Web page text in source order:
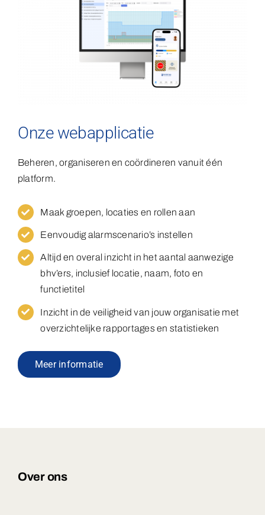
Onze webapplicatie
Beheren, organiseren en coördineren vanuit één
platform.
Maak groepen, locaties en rollen aan
Eenvoudig alarmscenario’s instellen
Altijd en overal inzicht in het aantal aanwezige
bhv’ers, inclusief locatie, naam, foto en
functietitel
Inzicht in de veiligheid van jouw organisatie met
overzichtelijke rapportages en statistieken
Meer informatie
Over ons